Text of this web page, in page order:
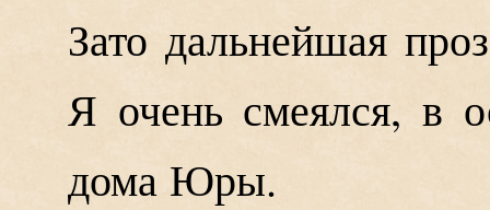
Зато дальнейшая
Я очень смеялся, в
дома Юры.